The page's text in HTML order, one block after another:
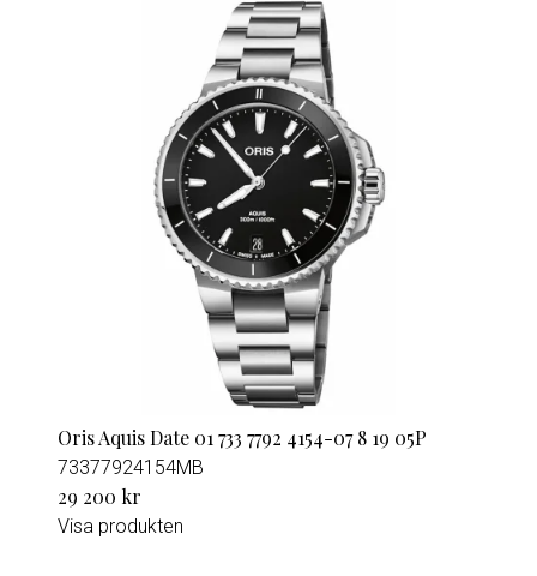
Oris Aquis Date 01 733 7792 4154-07 8 19 05P
73377924154MB
29 200 kr
Visa produkten